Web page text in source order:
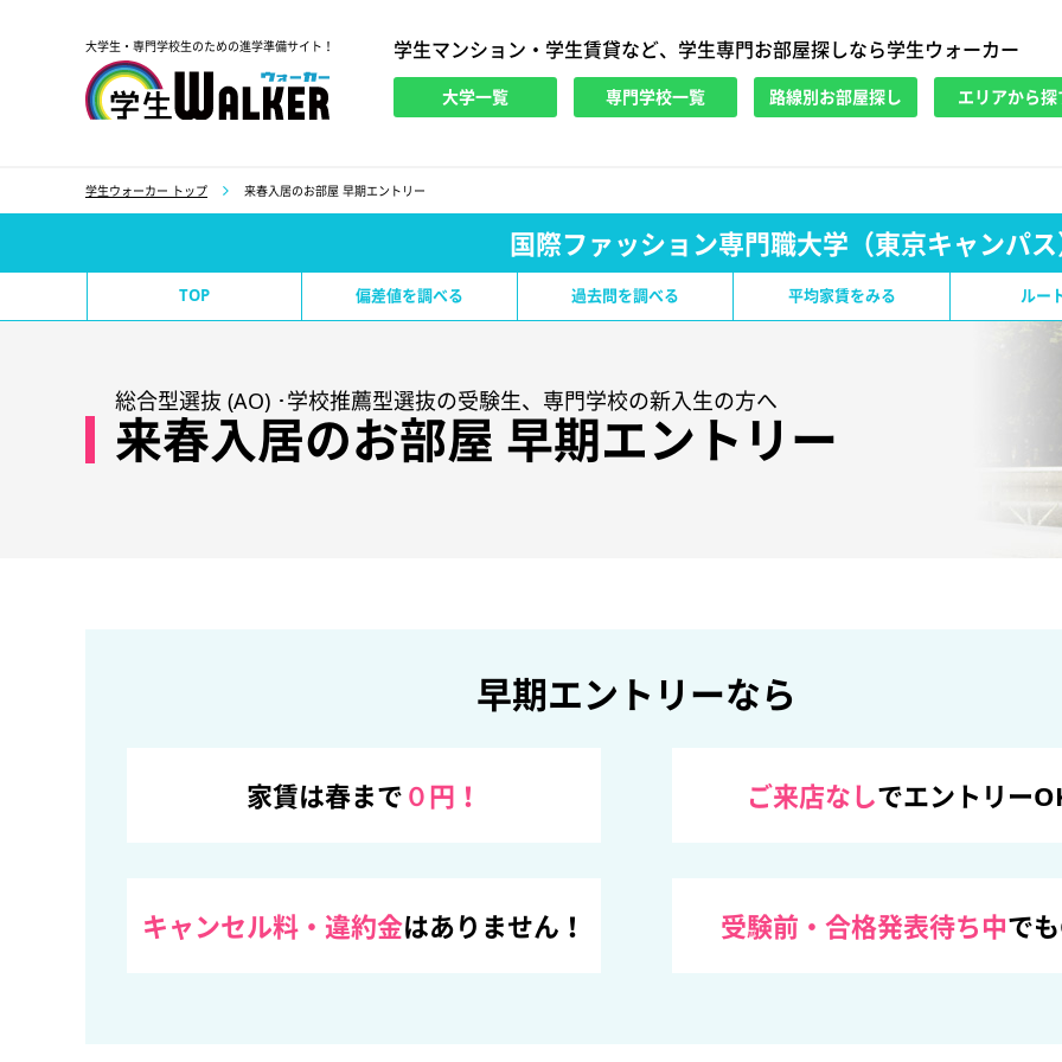
大学生・専門学校生のための進学準備サイト！ 学生マンション・学生賃貸など、学生専門お部屋探しなら学生ウォーカー
大学一覧 専門学校一覧 路線別お部屋探し エリアから探
学生ウォーカー トップ 来春入居のお部屋 早期エントリー
国際ファッション専門職大学（東京キャンパ
TOP 偏差値を調べる 過去問を調べる 平均家賃をみる ルー
総合型選抜 (AO) ･学校推薦型選抜の受験生、専門学校の新入生の方へ
来春入居のお部屋 早期エントリー
早期エントリーなら
家賃は春まで ０円！ ご来店なしでエントリー
キャンセル料・違約金はありません！ 受験前・合格発表待ち中で